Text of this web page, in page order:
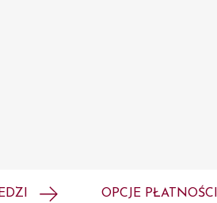
OPCJE PŁATNOŚCI